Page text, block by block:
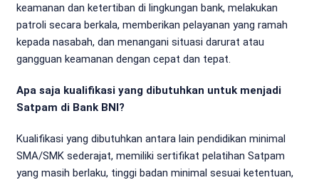
keamanan dan ketertiban di lingkungan bank, melakukan
patroli secara berkala, memberikan pelayanan yang ramah
kepada nasabah, dan menangani situasi darurat atau
gangguan keamanan dengan cepat dan tepat.
Apa saja kualifikasi yang dibutuhkan untuk menjadi
Satpam di Bank BNI?
Kualifikasi yang dibutuhkan antara lain pendidikan minimal
SMA/SMK sederajat, memiliki sertifikat pelatihan Satpam
yang masih berlaku, tinggi badan minimal sesuai ketentuan,